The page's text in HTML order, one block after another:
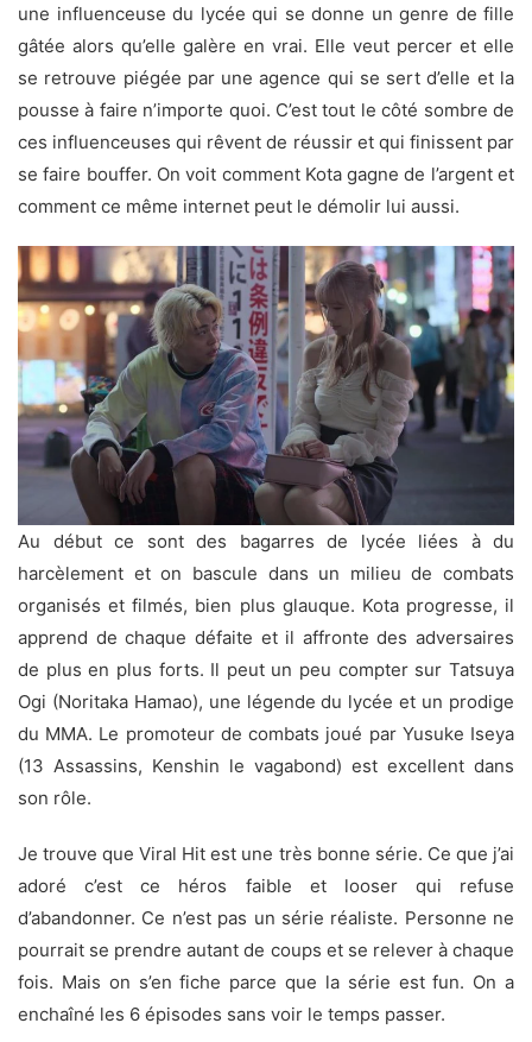
une influenceuse du lycée qui se donne un genre de fille
gâtée alors qu’elle galère en vrai. Elle veut percer et elle
se retrouve piégée par une agence qui se sert d’elle et la
pousse à faire n’importe quoi. C’est tout le côté sombre de
ces influenceuses qui rêvent de réussir et qui finissent par
se faire bouffer. On voit comment Kota gagne de l’argent et
comment ce même internet peut le démolir lui aussi.
Au début ce sont des bagarres de lycée liées à du
harcèlement et on bascule dans un milieu de combats
organisés et filmés, bien plus glauque. Kota progresse, il
apprend de chaque défaite et il affronte des adversaires
de plus en plus forts. Il peut un peu compter sur Tatsuya
Ogi (Noritaka Hamao), une légende du lycée et un prodige
du MMA. Le promoteur de combats joué par Yusuke Iseya
(13 Assassins, Kenshin le vagabond) est excellent dans
son rôle.
Je trouve que Viral Hit est une très bonne série. Ce que j’ai
adoré c’est ce héros faible et looser qui refuse
d’abandonner. Ce n’est pas un série réaliste. Personne ne
pourrait se prendre autant de coups et se relever à chaque
fois. Mais on s’en fiche parce que la série est fun. On a
enchaîné les 6 épisodes sans voir le temps passer.